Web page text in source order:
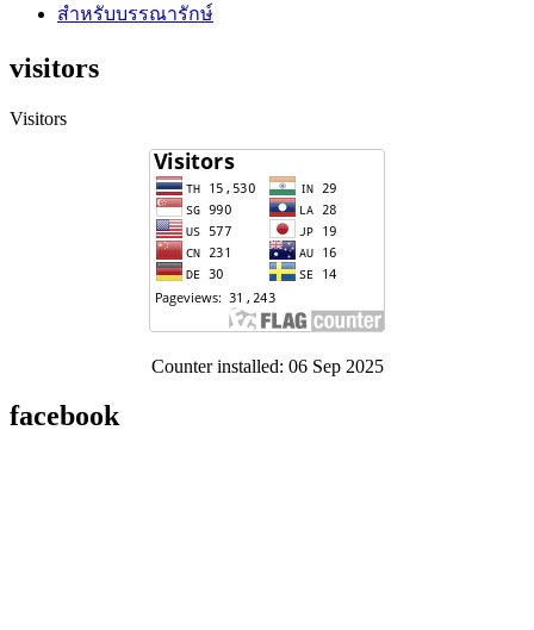
สำหรับบรรณารักษ์
visitors
Visitors
Counter installed: 06 Sep 2025
facebook